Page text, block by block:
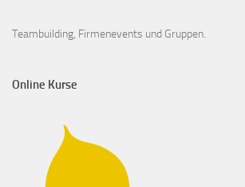
Teambuilding, Firmenevents und Gruppen.
Online Kurse